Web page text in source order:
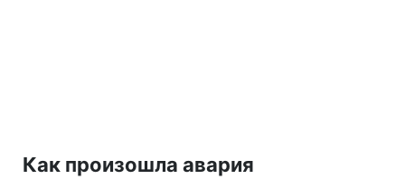
Как произошла авария